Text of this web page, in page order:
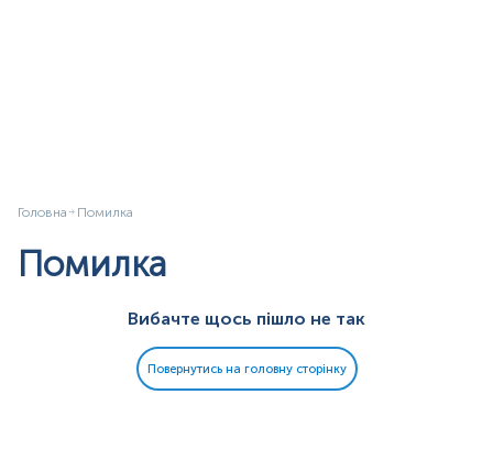
Головна Помилка
Помилка
Вибачте щось пішло не так
Повернутись на головну сторінку